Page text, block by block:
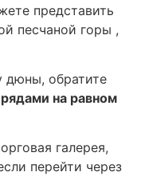
представить
песчаной горы ,
дюны, обратите
на равном
галерея,
перейти через